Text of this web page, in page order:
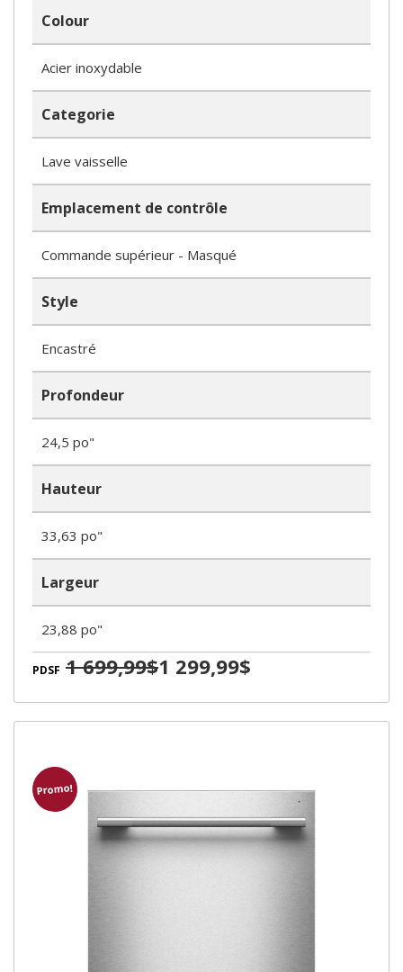
Colour
Acier inoxydable
Categorie
Lave vaisselle
Emplacement de contrôle
Commande supérieur - Masqué
Style
Encastré
Profondeur
24,5 po"
Hauteur
33,63 po"
Largeur
23,88 po"
PDSF 1 699,99$1 299,99$
Promo!